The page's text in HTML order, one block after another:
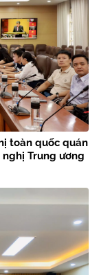
toàn quốc quán
Trung ương